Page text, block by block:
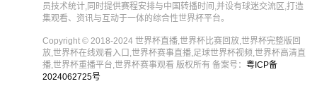
员技术统计,同时提供赛程安排与中国转播时间,并设有球迷交流区,打造
集观看、资讯与互动于一体的综合性世界杯平台。
Copyright © 2018-2024 世界杯直播,世界杯比赛回放,世界杯完整版回
放,世界杯在线观看入口,世界杯赛事直播,足球世界杯视频,世界杯高清直
播,世界杯重播平台,世界杯赛事观看 版权所有 备案号： 粤ICP备
2024062725号